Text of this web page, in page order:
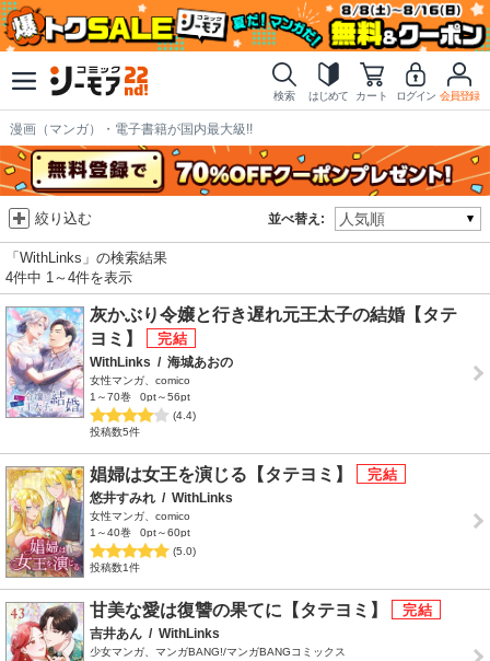
検索 はじめて カート ログイン 会員登録
漫画（マンガ）・電子書籍が国内最大級!!
並べ替え:
絞り込む
「WithLinks」の検索結果
4件中 1～4件を表示
灰かぶり令嬢と行き遅れ元王太子の結婚【タテ
ヨミ】
WithLinks / 海城あおの
女性マンガ、comico
1～70巻
0pt～56pt
(4.4)
投稿数5件
娼婦は女王を演じる【タテヨミ】
悠井すみれ / WithLinks
女性マンガ、comico
1～40巻
0pt～60pt
(5.0)
投稿数1件
甘美な愛は復讐の果てに【タテヨミ】
吉井あん / WithLinks
少女マンガ、マンガBANG!/マンガBANGコミックス